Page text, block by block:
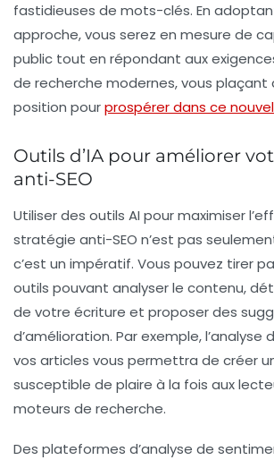
fastidieuses de mots-clés. En
approche, vous serez en mesure de
public tout en répondant aux
de recherche modernes, vous plaçant
position pourprospérer dans ce nouvel
Outils d’IA pour améliorer
anti-SEO
Utiliser des outils AI pour maximiser
stratégie anti-SEO n’est pas
c’est un impératif. Vous pouvez tirer
outils pouvant analyser le contenu,
de votre écriture et proposer des
d’amélioration. Par exemple, l’analyse
vos articles vous permettra de créer
susceptible de plaire à la fois aux
moteurs de recherche.
Des plateformes d’analyse de